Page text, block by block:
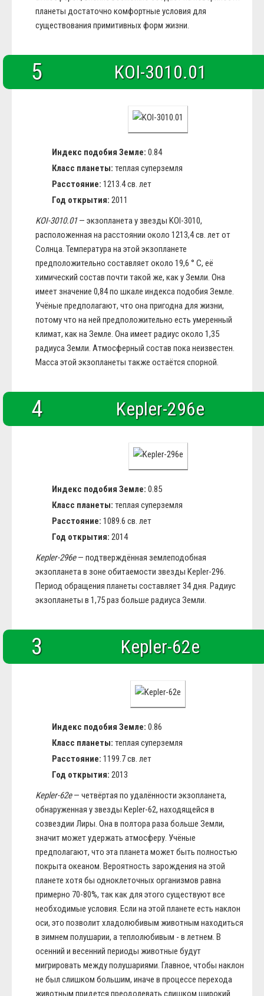
планеты достаточно комфортные условия для
существования примитивных форм жизни.
5 KOI-3010.01
Индекс подобия Земле: 0.84
Класс планеты: теплая суперземля
Расстояние: 1213.4 св. лет
Год открытия: 2011
KOI-3010.01— экзопланета у звезды KOI-3010,
расположенная на расстоянии около 1213,4 св. лет от
Солнца. Температура на этой экзопланете
предположительно составляет около 19,6 ° С, её
химический состав почти такой же, как у Земли. Она
имеет значение 0,84 по шкале индекса подобия Земле.
Учёные предполагают, что она пригодна для жизни,
потому что на ней предположительно есть умеренный
климат, как на Земле. Она имеет радиус около 1,35
радиуса Земли. Атмосферный состав пока неизвестен.
Масса этой экзопланеты также остаётся спорной.
4 Kepler-296e
Индекс подобия Земле: 0.85
Класс планеты: теплая суперземля
Расстояние: 1089.6 св. лет
Год открытия: 2014
Kepler-296e— подтверждённая землеподобная
экзопланета в зоне обитаемости звезды Kepler-296.
Период обращения планеты составляет 34 дня. Радиус
экзопланеты в 1,75 раз больше радиуса Земли.
3 Kepler-62e
Индекс подобия Земле: 0.86
Класс планеты: теплая суперземля
Расстояние: 1199.7 св. лет
Год открытия: 2013
Kepler-62e— четвёртая по удалённости экзопланета,
обнаруженная у звезды Kepler-62, находящейся в
созвездии Лиры. Она в полтора раза больше Земли,
значит может удержать атмосферу. Учёные
предполагают, что эта планета может быть полностью
покрыта океаном. Вероятность зарождения на этой
планете хотя бы одноклеточных организмов равна
примерно 70-80%, так как для этого существуют все
необходимые условия. Если на этой планете есть наклон
оси, это позволит хладолюбивым животным находиться
в зимнем полушарии, а теплолюбивым - в летнем. В
осенний и весенний периоды животные будут
мигрировать между полушариями. Главное, чтобы наклон
не был слишком большим, иначе в процессе перехода
животным придется преодолевать слишком широкий